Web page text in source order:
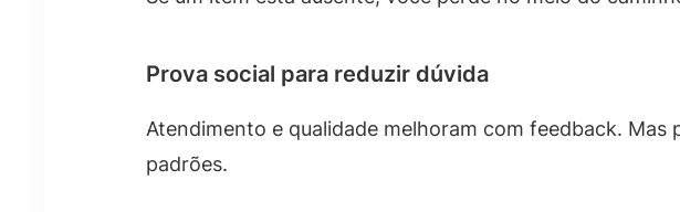
Prova social para reduzir dúvida
Atendimento e qualidade melhoram com feedback. Mas
padrões.